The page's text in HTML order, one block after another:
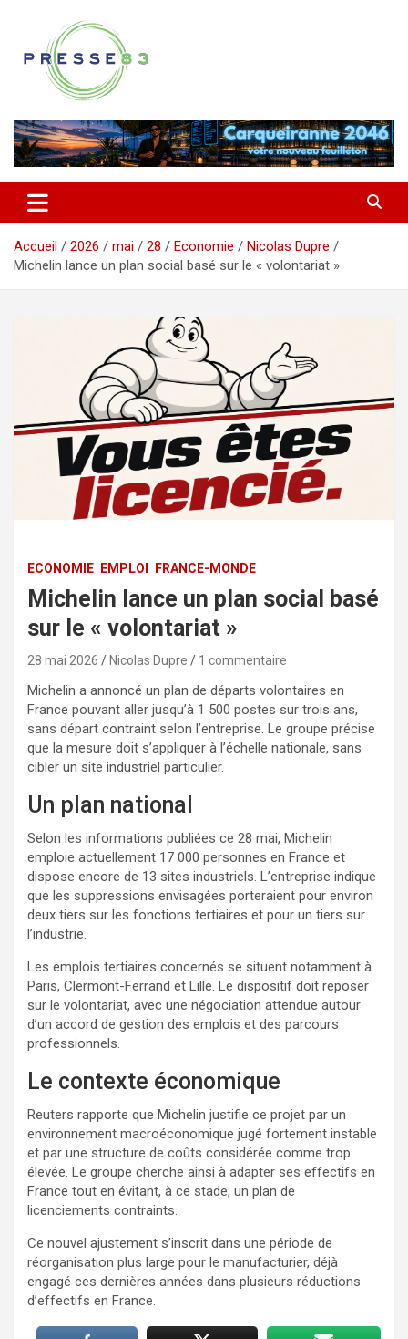
contenu
Presse 83
Accueil 2026 mai 28 Economie
Nicolas Dupre
Michelin lance un plan social basé sur le « volontariat »
ECONOMIE EMPLOI FRANCE-MONDE
Michelin lance un plan social basé
sur le « volontariat »
28 mai 2026 Nicolas Dupre 1 commentaire
Michelin a annoncé un plan de départs volontaires en
France pouvant aller jusqu’à 1 500 postes sur trois ans,
sans départ contraint selon l’entreprise. Le groupe précise
que la mesure doit s’appliquer à l’échelle nationale, sans
cibler un site industriel particulier.
Un plan national
Selon les informations publiées ce 28 mai, Michelin
emploie actuellement 17 000 personnes en France et
dispose encore de 13 sites industriels. L’entreprise indique
que les suppressions envisagées porteraient pour environ
deux tiers sur les fonctions tertiaires et pour un tiers sur
l’industrie.
Les emplois tertiaires concernés se situent notamment à
Paris, Clermont-Ferrand et Lille. Le dispositif doit reposer
sur le volontariat, avec une négociation attendue autour
d’un accord de gestion des emplois et des parcours
professionnels.
Le contexte économique
Reuters rapporte que Michelin justifie ce projet par un
environnement macroéconomique jugé fortement instable
et par une structure de coûts considérée comme trop
élevée. Le groupe cherche ainsi à adapter ses effectifs en
France tout en évitant, à ce stade, un plan de
licenciements contraints.
Ce nouvel ajustement s’inscrit dans une période de
réorganisation plus large pour le manufacturier, déjà
engagé ces dernières années dans plusieurs réductions
d’effectifs en France.